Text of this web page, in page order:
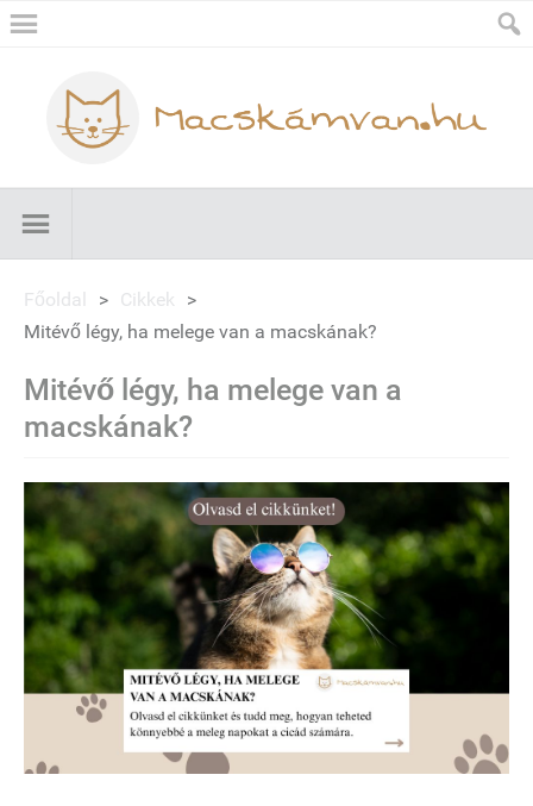
Főoldal > Cikkek
>
Mitévő légy, ha melege van a macskának?
Mitévő légy, ha melege van a
macskának?